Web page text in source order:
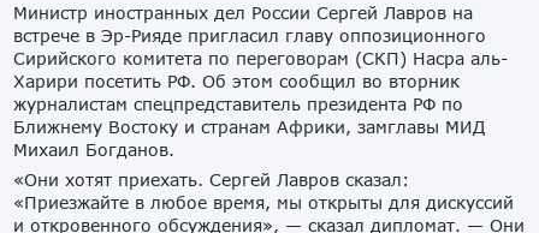
Министр иностранных дел России Сергей Лавров на
встрече в Эр-Рияде пригласил главу оппозиционного
Сирийского комитета по переговорам (СКП) Насра аль-
Харири посетить РФ. Об этом сообщил во вторник
журналистам спецпредставитель президента РФ по
Ближнему Востоку и странам Африки, замглавы МИД
Михаил Богданов.
«Они хотят приехать. Сергей Лавров сказал:
«Приезжайте в любое время, мы открыты для дискуссий
и откровенного обсуждения», — сказал дипломат. — Они